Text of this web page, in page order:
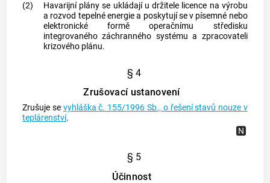
(2)
Havarijní plány se ukládají u držitele licence na výrobu
a rozvod tepelné energiea poskytují se v písemné nebo
elektronické formě operačnímu středisku
integrovaného záchranného systému a zpracovateli
krizového plánu.
§ 4
Zrušovací ustanovení
Zrušuje se vyhláška č. 155/1996 Sb., o řešení stavů nouze v
teplárenství.
§ 5
Účinnost